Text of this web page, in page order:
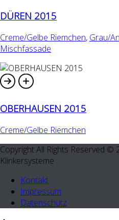
DÜREN 2015
Creme/Gelbe Riemchen, Grau/
Mischfassade
OBERHAUSEN 2015
Creme/Gelbe Riemchen
Copyright All Rights Reserved ©
Klinkersysteme
Kontakt
Impressum
Datenschutz